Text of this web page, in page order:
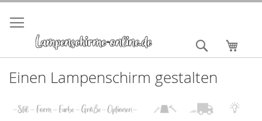
Direkt
zum
Inhalt
Suche
Einen Lampenschirm gestalten